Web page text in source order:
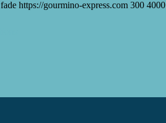
fade https://gourmino-express.com 300 4000